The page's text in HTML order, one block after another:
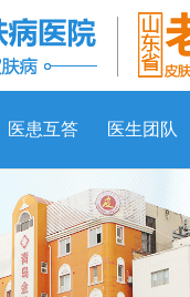
医患互答 医生团队